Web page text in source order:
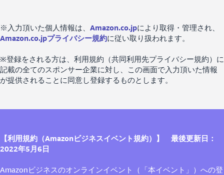
※入力頂いた個人情報は、 Amazon.co.jpにより取得・管理され、
Amazon.co.jpプライバシー規約に従い取り扱われます。
※登録をされる方は、利用規約（共同利用先プライバシー規約）に
記載の全てのスポンサー企業に対し、この画面で入力頂いた情報
が提供されることに同意し登録するものとします。
【利用規約（Amazonビジネスイベント規約）】 最後更新日：
2022年5月6日
Amazonビジネスのオンラインイベント（「本イベント」）への登